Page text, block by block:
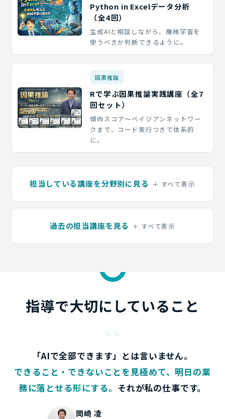
Python in Excelデータ分析
（全4回）
生成AIと相談しながら、機械学習を
使うべきか判断できるように。
因果推論
Rで学ぶ因果推論実践講座（全7
回セット）
傾向スコア〜ベイジアンネットワー
クまで、コード実行つきで体系的
に。
担当している講座を分野別に見る
過去の担当講座を見る
指導で大切にしていること
“
「AIで全部できます」とは言いません。
できること・できないことを見極めて、明日の業
務に落とせる形にする。 それが私の仕事です。
岡崎 凌